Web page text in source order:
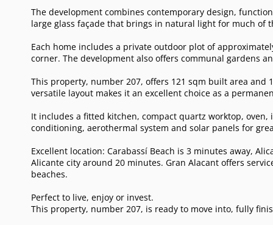
The development combines contemporary design,
large glass façade that brings in natural light for much of
Each home includes a private outdoor plot of
corner. The development also offers communal gardens
This property, number 207, offers 121 sqm built area and
versatile layout makes it an excellent choice as a
It includes a fitted kitchen, compact quartz worktop,
conditioning, aerothermal system and solar panels for
Excellent location: Carabassí Beach is 3 minutes away,
Alicante city around 20 minutes. Gran Alacant offers
beaches.
Perfect to live, enjoy or invest.
This property, number 207, is ready to move into, fully